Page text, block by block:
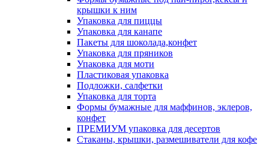
крышки к ним
Упаковка для пиццы
Упаковка для канапе
Пакеты для шоколада,конфет
Упаковка для пряников
Упаковка для моти
Пластиковая упаковка
Подложки, салфетки
Упаковка для торта
Формы бумажные для маффинов, эклеров,
конфет
ПРЕМИУМ упаковка для десертов
Стаканы, крышки, размешиватели для кофе